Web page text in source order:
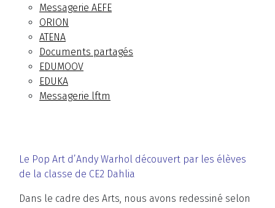
Messagerie AEFE
ORION
ATENA
Documents partagés
EDUMOOV
EDUKA
Messagerie lftm
Le Pop Art d’Andy Warhol découvert par les élèves
de la classe de CE2 Dahlia
Dans le cadre des Arts, nous avons redessiné selon